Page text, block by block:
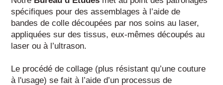
spécifiques pour des assemblages à l’aide de
bandes de colle découpées par nos soins au laser,
appliquées sur des tissus, eux-mêmes découpés au
laser ou à l’ultrason.
Le procédé de collage (plus résistant qu’une couture
à l'usage) se fait à l’aide d’un processus de